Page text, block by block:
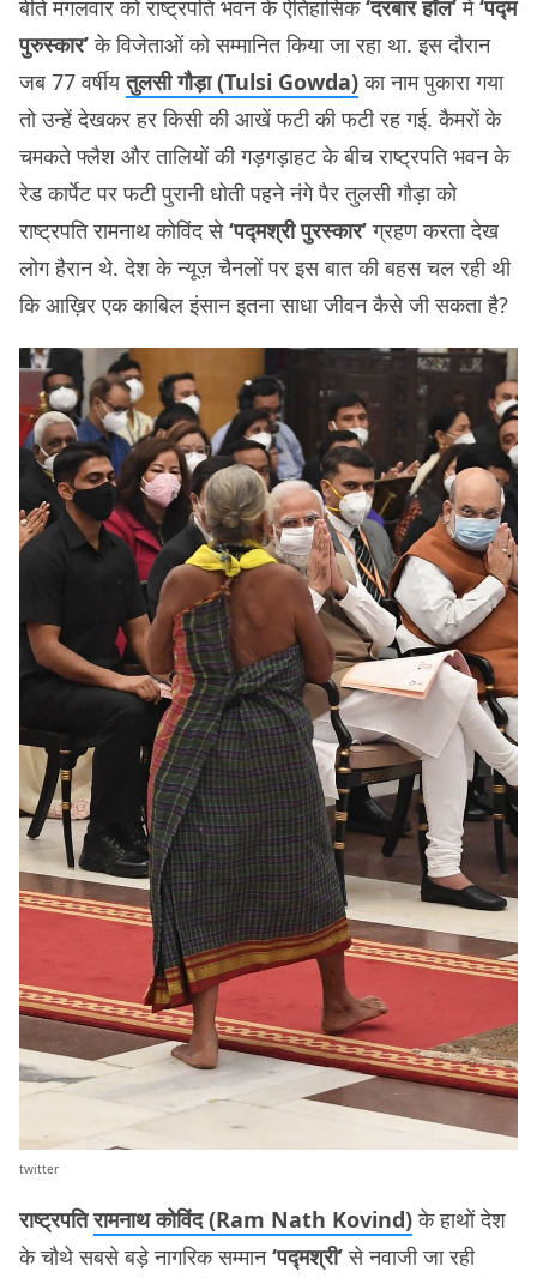
बीते मंगलवार को राष्ट्रपति भवन के ऐतिहासिक‘दरबार हॉल’में‘पद्म
पुरुस्कार’के विजेताओं को सम्मानित किया जा रहा था. इस दौरान
जब 77 वर्षीयतुलसी गौड़ा (Tulsi Gowda) का नाम पुकारा गया
तो उन्हें देखकर हर किसी की आखें फटी की फटी रह गई. कैमरों के
चमकते फ्लैश और तालियों की गड़गड़ाहट के बीच राष्ट्रपति भवन के
रेड कार्पेट पर फटी पुरानी धोती पहने नंगे पैर तुलसी गौड़ा को
राष्ट्रपति रामनाथ कोविंद से‘पद्मश्री पुरस्कार’ग्रहण करता देख
लोग हैरान थे. देश के न्यूज़ चैनलों पर इस बात की बहस चल रही थी
कि आख़िर एक काबिल इंसान इतना साधा जीवन कैसे जी सकता है?
twitter
राष्ट्रपतिरामनाथ कोविंद (Ram Nath Kovind) के हाथों देश
के चौथे सबसे बड़े नागरिक सम्मान‘पद्मश्री’से नवाजी जा रही